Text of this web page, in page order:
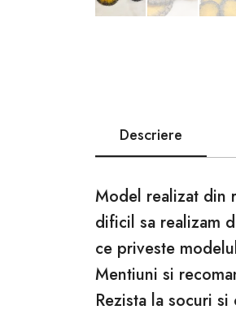
Descriere
Model realizat din
dificil sa realizam
ce priveste
Mentiuni si
Rezista la socuri si